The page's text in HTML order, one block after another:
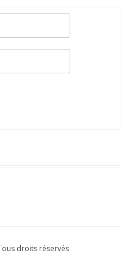
droits réservés